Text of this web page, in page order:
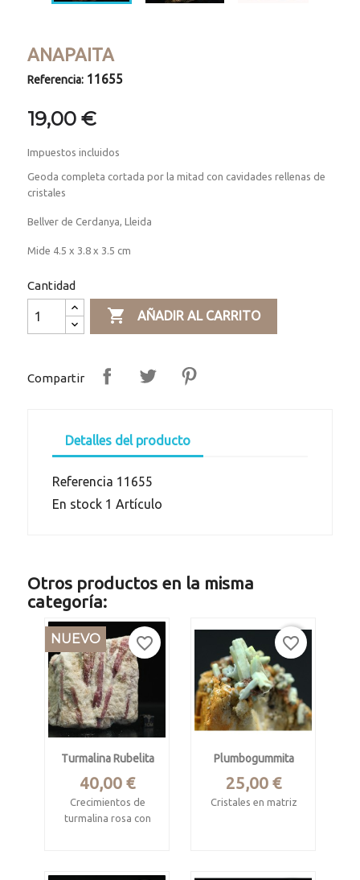
ANAPAITA
Referencia: 11655
19,00 €
Impuestos incluidos
Geoda completa cortada por la mitad con cavidades rellenas de
cristales
Bellver de Cerdanya, Lleida
Mide 4.5 x 3.8 x 3.5 cm
Cantidad
 AÑADIR AL CARRITO
Compartir
Detalles del producto
Referencia 11655
En stock 1 Artículo
Otros productos en la misma
categoría:
Turmalina Rubelita
Precio
40,00 €
Crecimientos de
turmalina rosa con
NUEVO favorite_border
Plumbogummita
Precio
25,00 €
Cristales en matriz
favorite_border